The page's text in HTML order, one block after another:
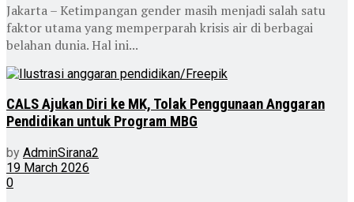
Jakarta – Ketimpangan gender masih menjadi salah satu
faktor utama yang memperparah krisis air di berbagai
belahan dunia. Hal ini...
CALS Ajukan Diri ke MK, Tolak Penggunaan Anggaran
Pendidikan untuk Program MBG
by AdminSirana2
19 March 2026
0